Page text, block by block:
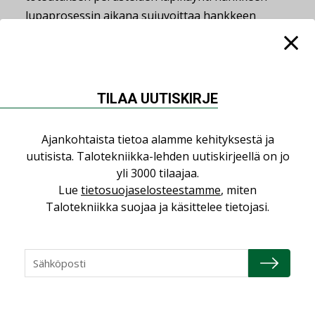
lupaprosessin aikana sujuvoittaa hankkeen
Harri Aavaharju
LVI-insinööri HTOL 1979. Toiminut suunnittelijana
Granlundin toimistossa ja vuoden 2010 alusta
Vantaan Rakennusvalvonnassa, josta jäi eläkkeelle
vappuna 2022. Aavaharju on osallistunut KVV- ja IV-
ikkuna- ja savuhormioppaiden sekä koneellisen
savunpoisto-oppaan laadintaan.
TILAA UUTISKIRJE
Ajankohtaista tietoa alamme kehityksestä ja
uutisista. Talotekniikka-lehden uutiskirjeellä on jo
yli 3000 tilaajaa.
Lue tietosuojaselosteestamme, miten
Talotekniikka suojaa ja käsittelee tietojasi.